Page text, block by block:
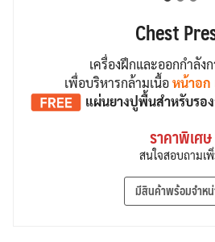
Chest
เครื่องฝึกและออกกำลัง
เพื่อบริหารกล้ามเนื้อหน้าอก
แผ่นยางปูพื้นสำหรับรอ
ราคาพิเศษ
สนใจสอบถามเ
มีสินค้าพร้อมจำห